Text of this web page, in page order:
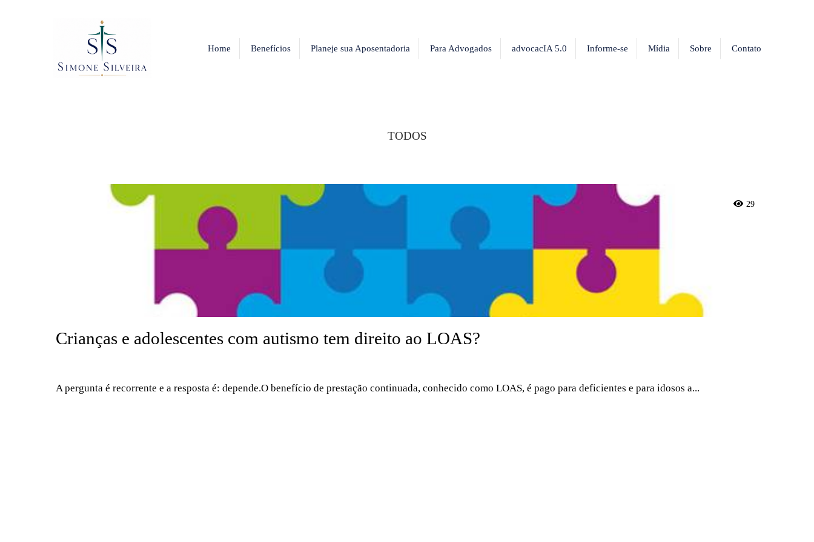
Home Benefícios Planeje sua Aposentadoria Para Advogados advocacIA 5.0 Informe-se Mídia Sobre Contato
TODOS
Crianças e adolescentes com autismo tem direito ao LOAS?
29
A pergunta é recorrente e a resposta é: depende.O benefício de prestação continuada, conhecido como LOAS, é pago para deficientes e para idosos a...